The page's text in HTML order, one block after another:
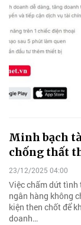
Minh bạch
chống thất
23/12/2025 04:00
Việc chấm dứt tình
ngân hàng không
kiện then chốt để
doanh…